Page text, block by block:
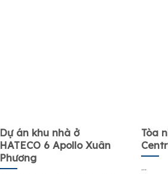
Dự án khu nhà ở
HATECO 6 Apollo Xuân
Phương
Tòa
...